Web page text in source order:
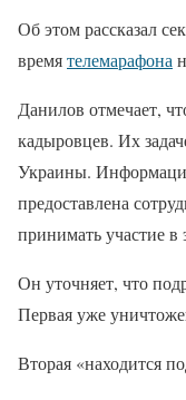
Об этом рассказал
времятелемарафона
Данилов отмечает,
кадыровцев. Их
Украины.
предоставлена
принимать участие в
Он уточняет, что
Первая уже
Вторая «находится